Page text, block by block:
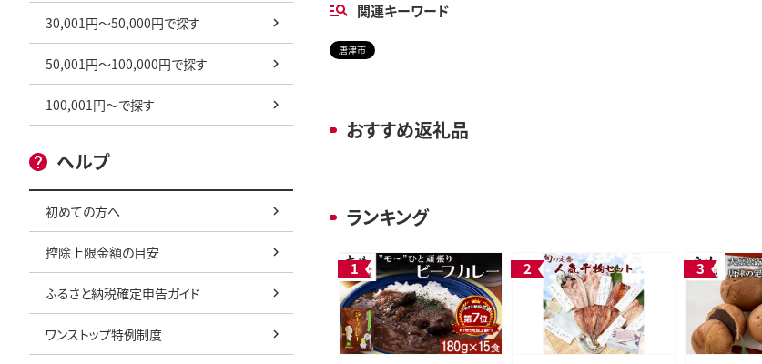
30,001円～50,000円で探す
50,001円～100,000円で探す
100,001円～で探す
ヘルプ
初めての方へ
控除上限金額の目安
ふるさと納税確定申告ガイド
ワンストップ特例制度
関連キーワード
唐津市
おすすめ返礼品
ランキング